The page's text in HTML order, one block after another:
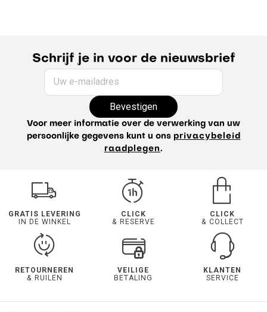
Schrijf je in voor de nieuwsbrief
Uw e-mailadres
Bevestigen
Voor meer informatie over de verwerking van uw
persoonlijke gegevens kunt u ons privacybeleid
raadplegen.
GRATIS LEVERING
IN DE WINKEL
CLICK
& RESERVE
CLICK
& COLLECT
RETOURNEREN
& RUILEN
VEILIGE
BETALING
KLANTEN
SERVICE